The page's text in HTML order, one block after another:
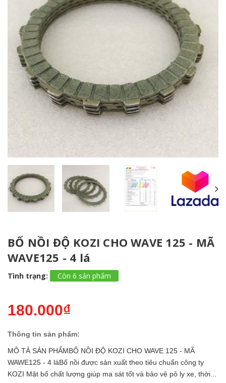
BỐ NỒI ĐỘ KOZI CHO WAVE 125 - MÃ
WAVE125 - 4 lá
Tình trạng: Còn 6 sản phẩm
180.000₫
Thông tin sản phẩm:
MÔ TẢ SẢN PHẨMBỐ NỒI ĐỘ KOZI CHO WAVE 125 - MÃ
WAWE125 - 4 láBố nồi được sản xuất theo tiêu chuẩn công ty
KOZI Mặt bố chất lượng giúp ma sát tốt và bảo vệ pô ly xe, thời...